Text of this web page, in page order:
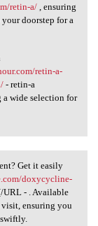
retin-a/, ensuring
doorstep for a
retin-a-
- retin-a
wide selection for
Get it easily
doxycycline-
- . Available
ensuring you